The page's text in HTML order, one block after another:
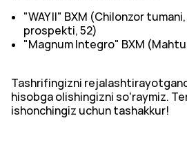
"WAY II" BXM (Chilonzor
prospekti, 52)
"Magnum Integro" BXM
Tashrifingizni
hisobga olishingizni so'raymiz.
ishonchingiz uchun tashakkur!